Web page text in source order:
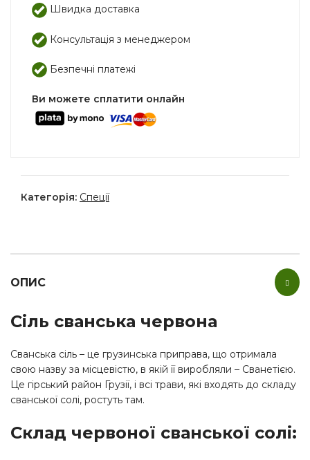
Швидка доставка
Консультація з менеджером
Безпечні платежі
Ви можете сплатити онлайн
Категорія: Спеції
ОПИС
Сіль сванська червона
Сванська сіль – це грузинська приправа, що отримала
свою назву за місцевістю, в якій її виробляли – Сванетією.
Це гірський район Грузії, і всі трави, які входять до складу
сванської солі, ростуть там.
Склад червоної сванської солі: